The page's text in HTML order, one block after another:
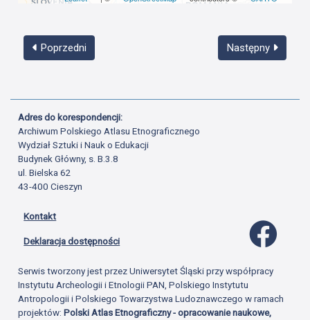
Poprzedni Następny
Adres do korespondencji:
Archiwum Polskiego Atlasu Etnograficznego
Wydział Sztuki i Nauk o Edukacji
Budynek Główny, s. B.3.8
ul. Bielska 62
43-400 Cieszyn
Kontakt
Deklaracja dostępności
Serwis tworzony jest przez Uniwersytet Śląski przy współpracy
Instytutu Archeologii i Etnologii PAN, Polskiego Instytutu
Antropologii i Polskiego Towarzystwa Ludoznawczego w ramach
projektów:Polski Atlas Etnograficzny - opracowanie naukowe,